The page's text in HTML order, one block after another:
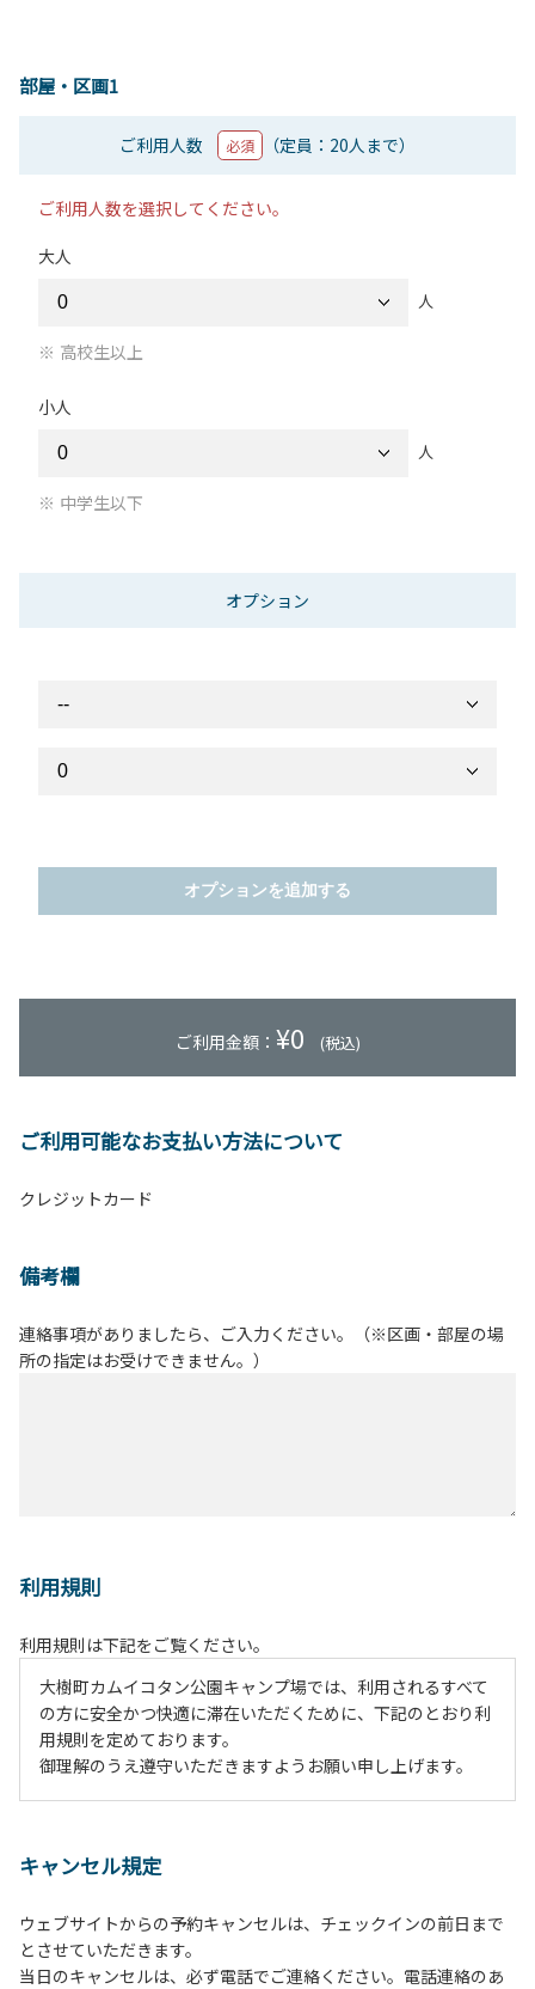
部屋・区画1
ご利用人数 必須 （定員：20人まで）
ご利用人数を選択してください。
大人
人
高校生以上
小人
人
中学生以下
オプション
オプションを追加する
ご利用金額： ¥0 (税込)
ご利用可能なお支払い方法について
クレジットカード
備考欄
連絡事項がありましたら、ご入力ください。（※区画・部屋の場
所の指定はお受けできません。）
利用規則
利用規則は下記をご覧ください。
大樹町カムイコタン公園キャンプ場では、利用されるすべて
の方に安全かつ快適に滞在いただくために、下記のとおり利
用規則を定めております。
御理解のうえ遵守いただきますようお願い申し上げます。
２、中学生以下だけでの利用はできません。高校生以上の方
３、テントサイト（多目的広場を含む。）の使用は、事前に
予約いただいた方のみで、連泊の方を除き、正午からです。
基本的に、テント1張りにつき1区画の予約をお願いします。
キャンセル規定
ウェブサイトからの予約キャンセルは、チェックインの前日まで
とさせていただきます。
当日のキャンセルは、必ず電話でご連絡ください。電話連絡のあ